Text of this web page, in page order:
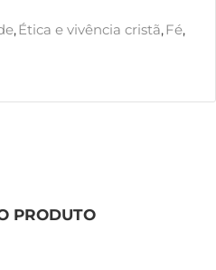
,Ética e vivência cristã,Fé,
PRODUTO